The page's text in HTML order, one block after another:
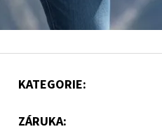
KATEGORIE:
ZÁRUKA: